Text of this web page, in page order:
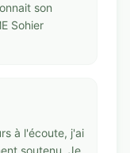
son
Sohier
à l'écoute, j'ai
soutenu. Je